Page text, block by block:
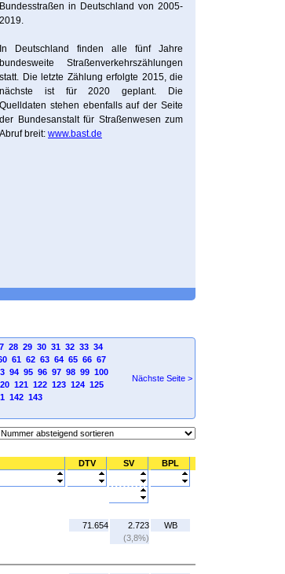
Bundesstraßen in Deutschland von 2005-
2019.
In Deutschland finden alle fünf Jahre
bundesweite Straßenverkehrszählungen
statt. Die letzte Zählung erfolgte 2015, die
nächste ist für 2020 geplant. Die
Quelldaten stehen ebenfalls auf der Seite
der Bundesanstalt für Straßenwesen zum
Abruf breit: www.bast.de
28 29 30 31 32 33 34
61 62 63 64 65 66 67
94 95 96 97 98 99 100
121 122 123 124 125
142 143
Nächste Seite >
DTV SV BPL
71.654
2.723
(3,8%)
WB